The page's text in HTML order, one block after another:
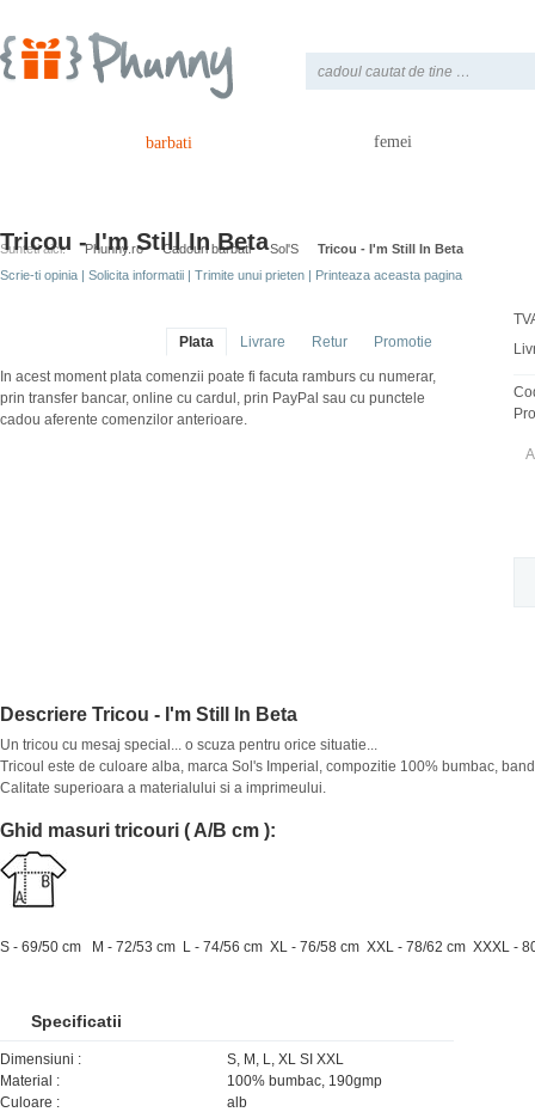
barbati femei
Sunteti aici: Phunny.ro Cadouri barbati Sol'S Tricou - I'm Still In Beta
Tricou - I'm Still In Beta
Scrie-ti opinia | Solicita informatii | Trimite unui prieten | Printeaza aceasta pagina
Plata Livrare Retur Promotie
In acest moment plata comenzii poate fi facuta ramburs cu numerar,
prin transfer bancar, online cu cardul, prin PayPal sau cu punctele
cadou aferente comenzilor anterioare.
Descriere Tricou - I'm Still In Beta
Un tricou cu mesaj special... o scuza pentru orice situatie...
Tricoul este de culoare alba, marca Sol's Imperial, compozitie 100% bumbac,
Calitate superioara a materialului si a imprimeului.
Ghid masuri tricouri ( A/B cm ):
S - 69/50 cm M - 72/53 cm L - 74/56 cm XL - 76/58 cm XXL - 78/62 cm XXXL -
Specificatii
Dimensiuni :
S, M, L, XL SI XXL
Material :
100% bumbac, 190gmp
Culoare :
alb